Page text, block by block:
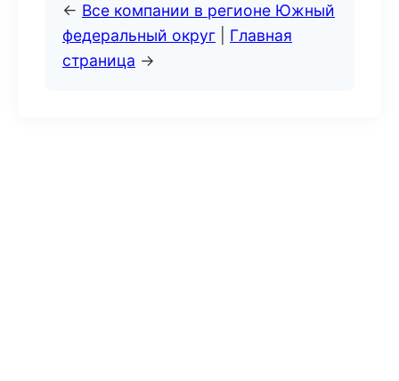
← Все компании в регионе Южный
федеральный округ
Главная
страница →